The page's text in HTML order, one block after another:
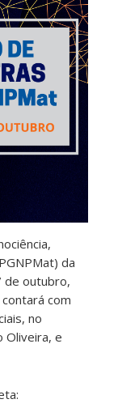
da
de outubro,
com
no
Oliveira, e